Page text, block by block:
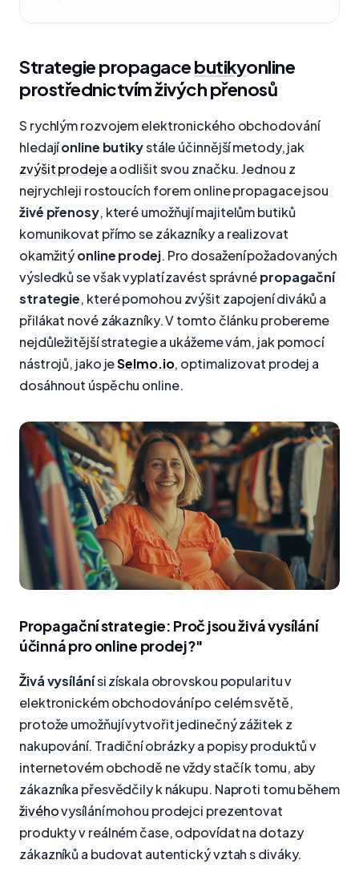
Strategie propagacebutikyonline
prostřednictvím živých přenosů
S rychlým rozvojem elektronického obchodování
hledajíonline butikystále účinnější metody, jak
zvýšit prodejea odlišit svou značku. Jednou z
nejrychleji rostoucích forem online propagace jsou
živé přenosy, které umožňují majitelům butiků
komunikovat přímo se zákazníky a realizovat
okamžitýonline prodej. Pro dosažení požadovaných
výsledků se však vyplatí zavést správnépropagační
strategie, které pomohou zvýšit zapojení diváků a
přilákat nové zákazníky. V tomto článku probereme
nejdůležitější strategie a ukážeme vám, jak pomocí
nástrojů, jako jeSelmo.io, optimalizovat prodej a
dosáhnout úspěchu online.
Propagační strategie: Proč jsou živá vysílání
účinná pro online prodej?"
Živá vysílánísi získala obrovskou popularitu v
elektronickém obchodování po celém světě,
protože umožňují vytvořit jedinečný zážitek z
nakupování. Tradiční obrázky a popisy produktů v
internetovém obchodě ne vždy stačí k tomu, aby
zákazníka přesvědčily k nákupu. Naproti tomu během
živéhovysílání mohou prodejci prezentovat
produkty v reálném čase, odpovídat na dotazy
zákazníků a budovat autentický vztah s diváky.